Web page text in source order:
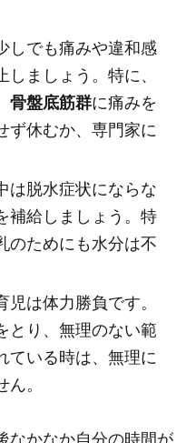
しでも痛みや違和感
ましょう。特に、
骨盤底筋群に痛みを
ず休むか、専門家に
は脱水症状にならな
補給しましょう。特
のためにも水分は不
児は体力勝負です。
とり、無理のない範
ている時は、無理に
。
なかなか自分の時間が